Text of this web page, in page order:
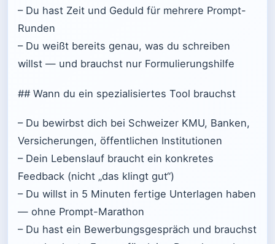
– Du hast Zeit und Geduld für mehrere Prompt-
Runden
– Du weißt bereits genau, was du schreiben
willst — und brauchst nur Formulierungshilfe
## Wann du ein spezialisiertes Tool brauchst
– Du bewirbst dich bei Schweizer KMU, Banken,
Versicherungen, öffentlichen Institutionen
– Dein Lebenslauf braucht ein konkretes
Feedback (nicht „das klingt gut“)
– Du willst in 5 Minuten fertige Unterlagen haben
— ohne Prompt-Marathon
– Du hast ein Bewerbungsgespräch und brauchst